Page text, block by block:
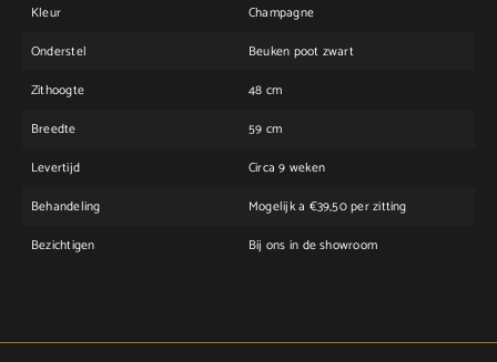
Kleur
Champagne
Onderstel
Beuken poot zwart
Zithoogte
48 cm
Breedte
59 cm
Levertijd
Circa 9 weken
Behandeling
Mogelijk a €39,50 per zitting
Bezichtigen
Bij ons in de showroom